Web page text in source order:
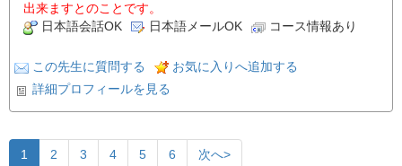
出来ますとのことです。
日本語会話OK
日本語メールOK コース情報あり
この先生に質問する
お気に入りへ追加する
詳細プロフィールを見る
1 2 3 4 5 6 次へ>